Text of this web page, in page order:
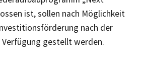
ist, sollen nach Möglichkeit
nach der
Verfügung gestellt werden.